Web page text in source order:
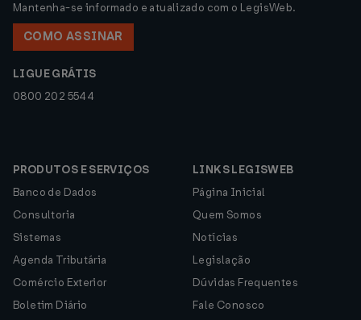
Mantenha-se informado e atualizado com o LegisWeb.
COMO ASSINAR
LIGUE GRÁTIS
0800 202 5544
PRODUTOS E SERVIÇOS
Banco de Dados
Consultoria
Sistemas
Agenda Tributária
Comércio Exterior
Boletim Diário
LINKS LEGISWEB
Página Inicial
Quem Somos
Notícias
Legislação
Dúvidas Frequentes
Fale Conosco